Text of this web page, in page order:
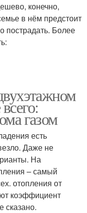
конечно,
в нём предстоит
пострадать. Более
газом
есть
Даже не
На
– самый
отопления от
коэффициент
сказано.